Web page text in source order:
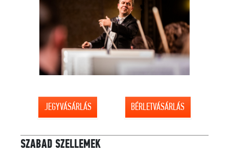
JEGYVÁSÁRLÁS BÉRLETVÁSÁRLÁS
SZABAD SZELLEMEK